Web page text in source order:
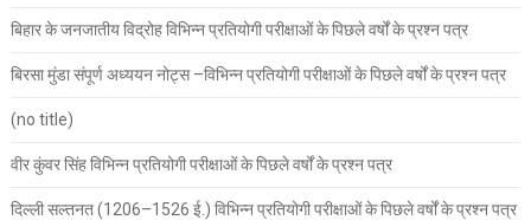
बिहार के जनजातीय विद्रोह विभिन्न प्रतियोगी परीक्षाओं के पिछले वर्षों के प्रश्न पत्र
बिरसा मुंडा संपूर्ण अध्ययन नोट्स –विभिन्न प्रतियोगी परीक्षाओं के पिछले वर्षों के प्रश्न पत्र
(no title)
वीर कुंवर सिंह विभिन्न प्रतियोगी परीक्षाओं के पिछले वर्षों के प्रश्न पत्र
दिल्ली सल्तनत (1206–1526 ई.) विभिन्न प्रतियोगी परीक्षाओं के पिछले वर्षों के प्रश्न पत्र